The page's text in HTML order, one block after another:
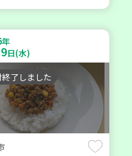
年
日(水)
終了しました